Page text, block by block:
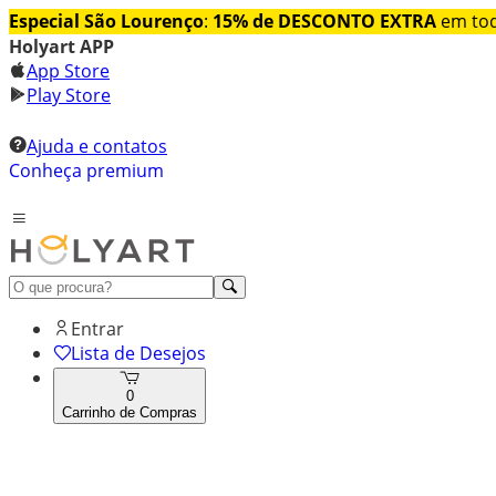
Especial São Lourenço: 15% de DESCONTO EXTRA em
Holyart APP
App Store
Play Store
Ajuda e contatos
Conheça premium
Entrar
Lista de Desejos
0
Carrinho de Compras